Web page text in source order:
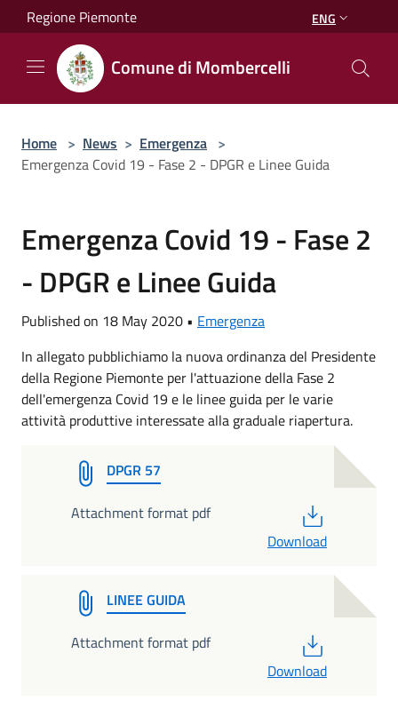
Salta al contenuto principale
Regione Piemonte ENG
Comune di Mombercelli
Home > News > Emergenza >
Emergenza Covid 19 - Fase 2 - DPGR e Linee Guida
Emergenza Covid 19 - Fase 2
- DPGR e Linee Guida
Published on 18 May 2020 • Emergenza
In allegato pubblichiamo la nuova ordinanza del Presidente
della Regione Piemonte per l'attuazione della Fase 2
dell'emergenza Covid 19 e le linee guida per le varie
attività produttive interessate alla graduale riapertura.
DPGR 57
Attachment format pdf
Download
LINEE GUIDA
Attachment format pdf
Download